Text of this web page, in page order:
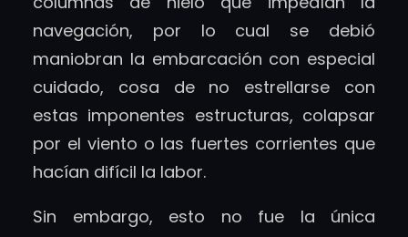
navegación, por lo cual se debió
maniobran la embarcación con especial
cuidado, cosa de no estrellarse con
estas imponentes estructuras, colapsar
por el viento o las fuertes corrientes que
hacían difícil la labor.
Sin embargo, esto no fue la única